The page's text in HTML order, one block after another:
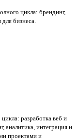
цикла: брендинг,
бизнеса.
разработка веб и
аналитика, интеграция и
проектами и